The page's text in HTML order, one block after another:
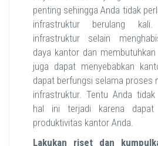
penting sehingga Anda tidak
infrastruktur berulang kali.
infrastruktur selain
daya kantor dan
juga dapat menyebabkan
dapat berfungsi selama proses
infrastruktur. Tentu Anda tidak
hal ini terjadi karena dapat
produktivitas kantor Anda.
Lakukan riset dan